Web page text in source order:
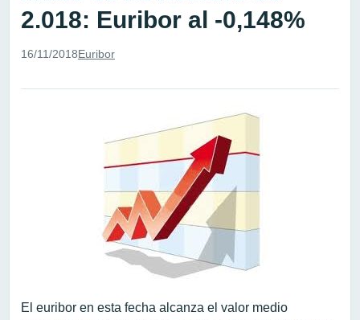
2.018: Euribor al -0,148%
16/11/2018Euribor
El euribor en esta fecha alcanza el valor medio